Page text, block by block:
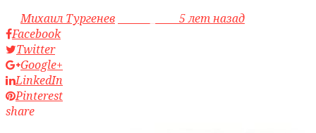
byМихаил Тургенев
5 лет назад
Facebook
Twitter
Google+
LinkedIn
Pinterest
share